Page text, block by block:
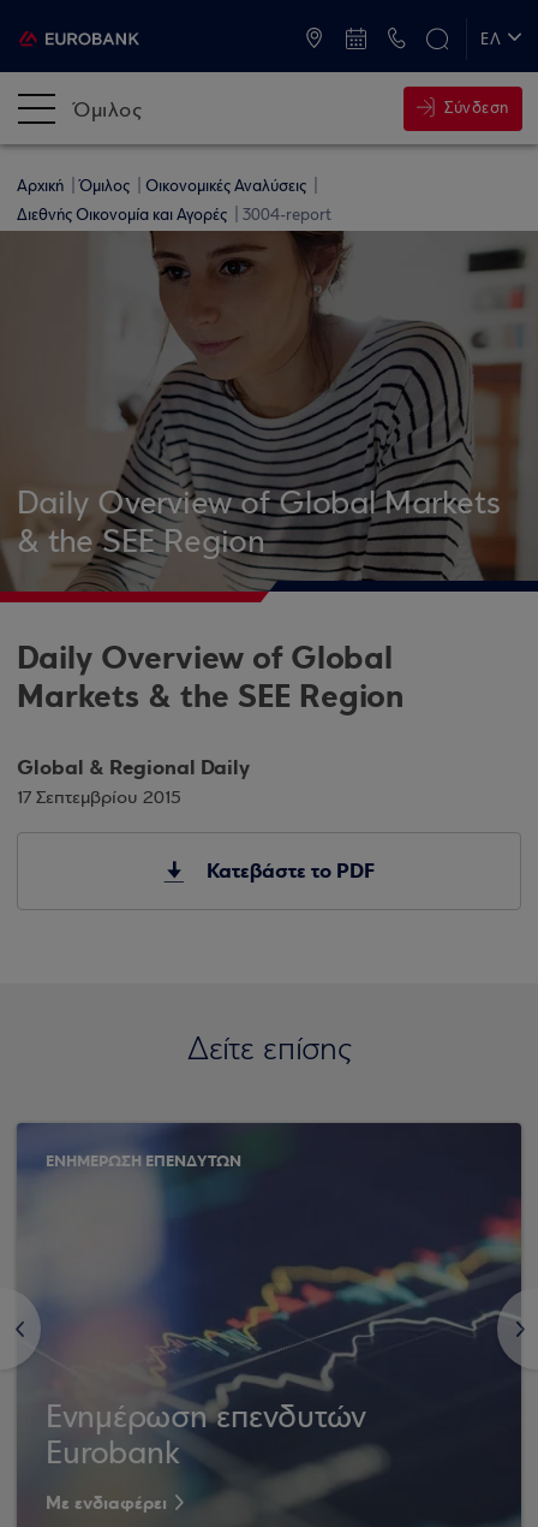
ΕΛ
Όμιλος Σύνδεση
Αρχική Όμιλος
Οικονομικές Αναλύσεις
Διεθνής Οικονομία και Αγορές
3004-report
Daily Overview of Global Markets
& the SEE Region
Daily Overview of Global
Markets & the SEE Region
Global & Regional Daily
17 Σεπτεμβρίου 2015
Κατεβάστε το PDF
Δείτε επίσης
<
ΕΝΗΜΕΡΩΣΗ ΕΠΕΝΔΥΤΩΝ
Ενημέρωση επενδυτών
Eurobank
Με ενδιαφέρει
>